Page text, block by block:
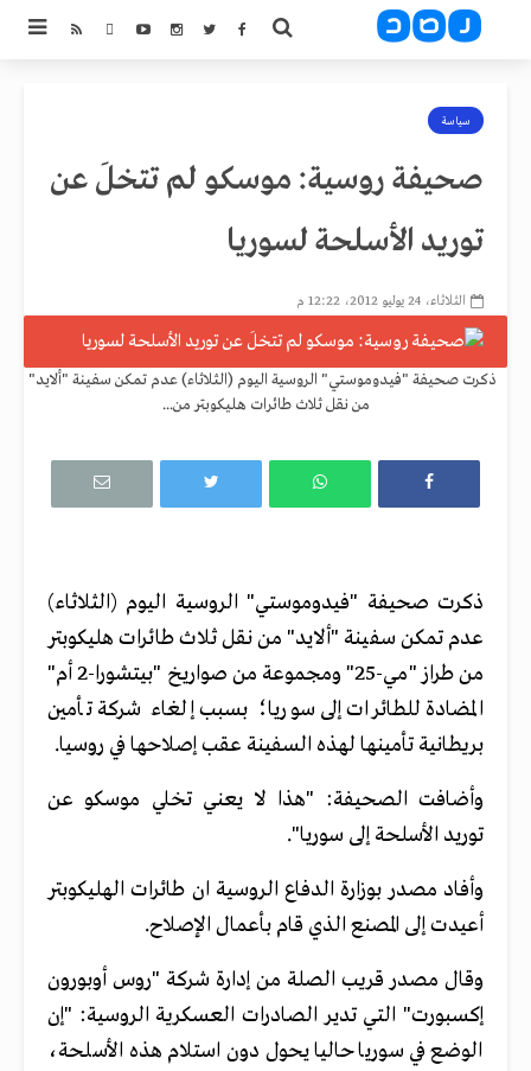
سياسة
صحيفة روسية: موسكو لم تتخلَ عن
توريد الأسلحة لسوريا
الثلاثاء، 24 يوليو 2012، 12:22 م
ذكرت صحيفة "فيدوموستي" الروسية اليوم (الثلاثاء) عدم تمكن سفينة "ألايد"
من نقل ثلاث طائرات هليكوبتر من...
ذكرت صحيفة "فيدوموستي" الروسية اليوم (الثلاثاء)
عدم تمكن سفينة "ألايد" من نقل ثلاث طائرات هليكوبتر
من طراز "مي-25" ومجموعة من صواريخ "بيتشورا-2 أم"
المضادة للطائرات إلى سوريا؛ بسبب إلغاء شركة تأمين
بريطانية تأمينها لهذه السفينة عقب إصلاحها في روسيا.
وأضافت الصحيفة: "هذا لا يعني تخلي موسكو عن
توريد الأسلحة إلى سوريا".
وأفاد مصدر بوزارة الدفاع الروسية ان طائرات الهليكوبتر
أعيدت إلى المصنع الذي قام بأعمال الإصلاح.
وقال مصدر قريب الصلة من إدارة شركة "روس أوبورون
إكسبورت" التي تدير الصادرات العسكرية الروسية: "إن
الوضع في سوريا حاليا يحول دون استلام هذه الأسلحة،